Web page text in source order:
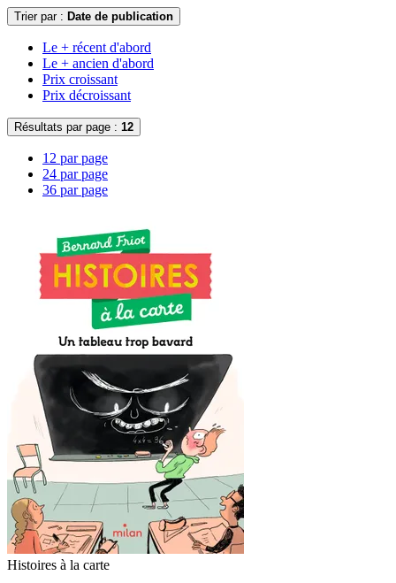
Trier par : Date de publication
Le + récent d'abord
Le + ancien d'abord
Prix croissant
Prix décroissant
Résultats par page : 12
12 par page
24 par page
36 par page
Histoires à la carte